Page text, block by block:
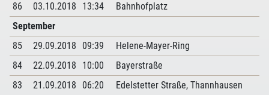
86
03.10.2018 13:34
Bahnhofplatz
September
85
29.09.2018 09:39
Helene-Mayer-Ring
84
22.09.2018 10:00
Bayerstraße
83
21.09.2018 06:20
Edelstetter Straße, Thannhausen